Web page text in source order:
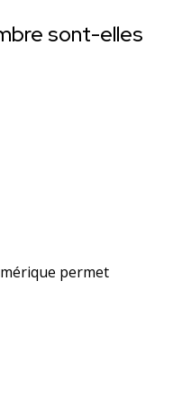
sont-elles
permet